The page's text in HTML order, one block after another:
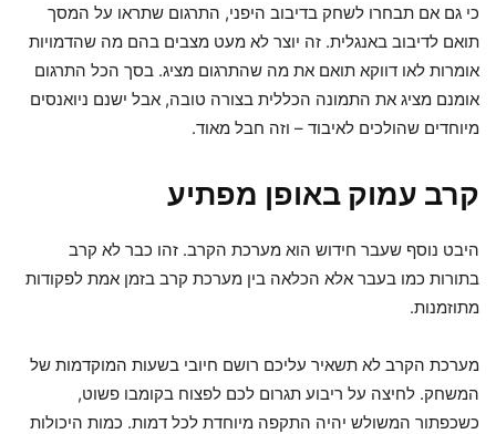
כי גם אם תבחרו לשחק בדיבוב היפני, התרגום שתראו על המסך
תואם לדיבוב באנגלית. זה יוצר לא מעט מצבים בהם מה שהדמויות
אומרות לאו דווקא תואם את מה שהתרגום מציג. בסך הכל התרגום
אומנם מציג את התמונה הכללית בצורה טובה, אבל ישנם ניואנסים
מיוחדים שהולכים לאיבוד – וזה חבל מאוד.
קרב עמוק באופן מפתיע
היבט נוסף שעבר חידוש הוא מערכת הקרב. זהו כבר לא קרב
בתורות כמו בעבר אלא הכלאה בין מערכת קרב בזמן אמת לפקודות
מתוזמנות.
מערכת הקרב לא תשאיר עליכם רושם חיובי בשעות המוקדמות של
המשחק. לחיצה על ריבוע תגרום לכם לפצוח בקומבו פשוט,
כשכפתור המשולש יהיה התקפה מיוחדת לכל דמות. כמות היכולות